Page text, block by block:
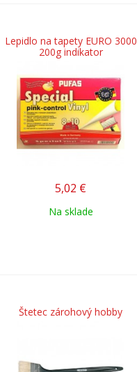
Lepidlo na tapety EURO 3000
200g indikator
5,02 €
Na sklade
Štetec zárohový hobby